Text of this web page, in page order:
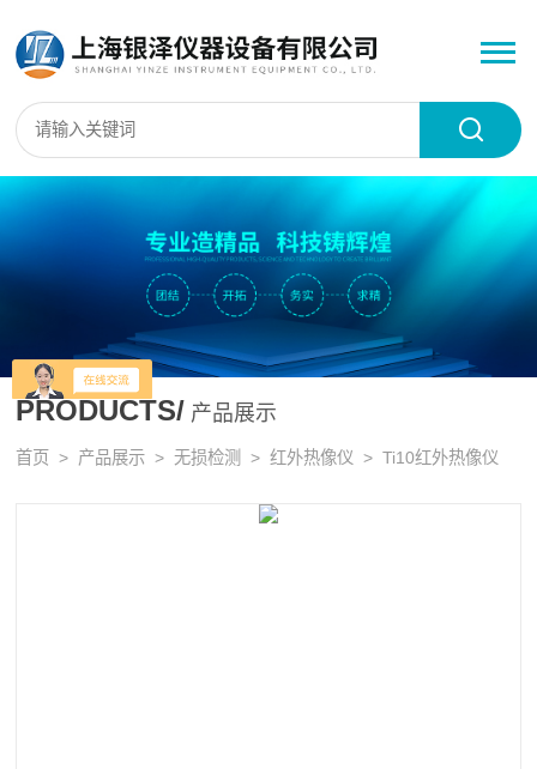
PRODUCTS/ 产品展示
首页 > 产品展示 >无损检测 >红外热像仪 > Ti10红外热像仪